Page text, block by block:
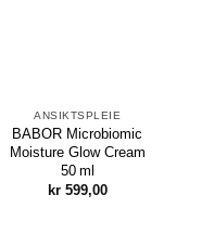
ANSIKTSPLEIE
BABOR Microbiomic
Moisture Glow Cream
50 ml
kr599,00